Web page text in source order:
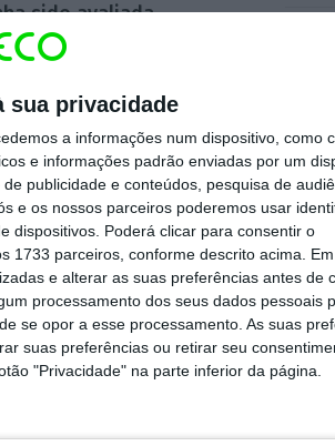
sua privacidade
a informações num dispositivo, como
e informações padrão enviadas por um
publicidade e conteúdos, pesquisa de
e os nossos parceiros poderemos usar
dispositivos. Poderá clicar para consentir o
1733 parceiros, conforme descrito acima. Em
e alterar as suas preferências antes de
processamento dos seus dados pessoais
se opor a esse processamento. As suas
suas preferências ou retirar seu
"Privacidade" na parte inferior da página.
sido avaliada
do Airbnb: a
todo o mundo.
o crescimento
80% no
o ano de 2019.
ter prometido que
deu conta de
sob pressão dos
ao